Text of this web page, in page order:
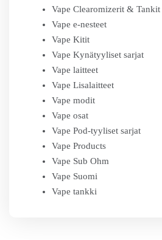
Vape Clearomizerit & Tankit
Vape e-nesteet
Vape Kitit
Vape Kynätyyliset sarjat
Vape laitteet
Vape Lisalaitteet
Vape modit
Vape osat
Vape Pod-tyyliset sarjat
Vape Products
Vape Sub Ohm
Vape Suomi
Vape tankki